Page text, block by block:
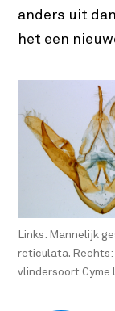
anders uit
het een
Links: Mannelijk
reticulata.
vlindersoort Cyme